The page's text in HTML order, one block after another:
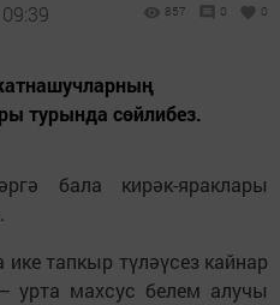
857 0 0
турында сөйлибез.
бала кирәк-яраклары
тапкыр түләүсез кайнар
урта махсус белем алучы